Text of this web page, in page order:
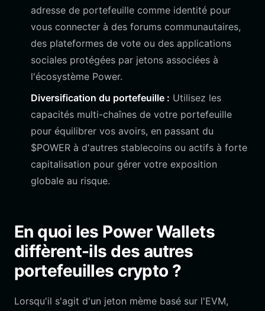
adresse de portefeuille comme identité pour
vous connecter à des forums communautaires,
des plateformes de vote ou des applications
sociales protégées par jetons associées à
l'écosystème Power.
Diversification du portefeuille : Utilisez les
capacités multi-chaînes de votre portefeuille
pour équilibrer vos avoirs, en passant du
$POWER à d'autres stablecoins ou actifs à forte
capitalisation pour gérer votre exposition
globale au risque.
En quoi les Power Wallets
diffèrent-ils des autres
portefeuilles crypto ?
Lorsqu'il s'agit d'un jeton mème basé sur l'EVM,